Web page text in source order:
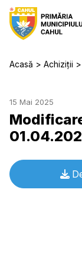
Acasă Achiziții
15 Mai 2025